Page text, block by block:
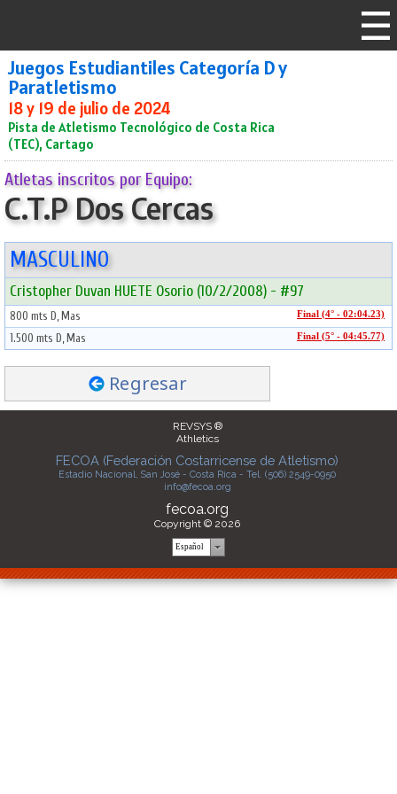
Juegos Estudiantiles Categoría D y
Paratletismo
18 y 19 de julio de 2024
Pista de Atletismo Tecnológico de Costa Rica
(TEC), Cartago
Atletas inscritos por Equipo:
C.T.P Dos Cercas
MASCULINO
Cristopher Duvan HUETE Osorio (10/2/2008) - #97
800 mts D, Mas Final (4° - 02:04.23)
1.500 mts D, Mas Final (5° - 04:45.77)
Regresar
REVSYS ®
Athletics
FECOA (Federación Costarricense de Atletismo)
Estadio Nacional, San José - Costa Rica - Tel. (506) 2549-0950
info@fecoa.org
fecoa.org
Copyright © 2026